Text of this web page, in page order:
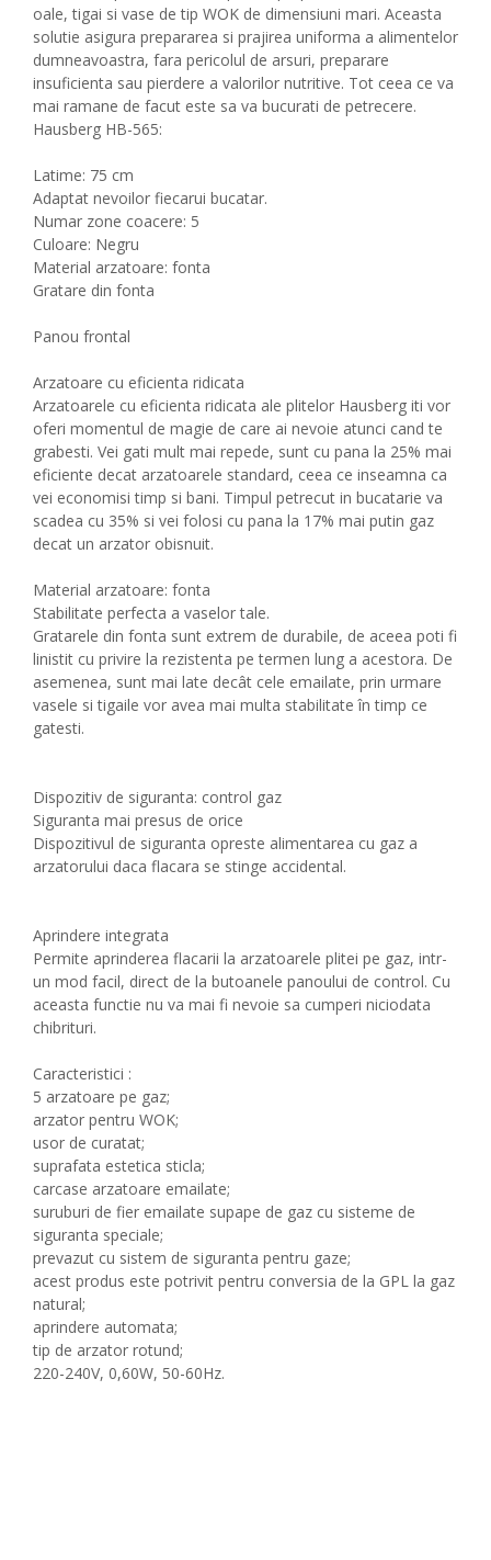
oale, tigai si vase de tip WOK de dimensiuni mari. Aceasta
solutie asigura prepararea si prajirea uniforma a alimentelor
dumneavoastra, fara pericolul de arsuri, preparare
insuficienta sau pierdere a valorilor nutritive. Tot ceea ce va
mai ramane de facut este sa va bucurati de petrecere.
Hausberg HB-565:
Latime: 75 cm
Adaptat nevoilor fiecarui bucatar.
Numar zone coacere: 5
Culoare: Negru
Material arzatoare: fonta
Gratare din fonta
Panou frontal
Arzatoare cu eficienta ridicata
Arzatoarele cu eficienta ridicata ale plitelor Hausberg iti vor
oferi momentul de magie de care ai nevoie atunci cand te
grabesti. Vei gati mult mai repede, sunt cu pana la 25% mai
eficiente decat arzatoarele standard, ceea ce inseamna ca
vei economisi timp si bani. Timpul petrecut in bucatarie va
scadea cu 35% si vei folosi cu pana la 17% mai putin gaz
decat un arzator obisnuit.
Material arzatoare: fonta
Stabilitate perfecta a vaselor tale.
Gratarele din fonta sunt extrem de durabile, de aceea poti fi
linistit cu privire la rezistenta pe termen lung a acestora. De
asemenea, sunt mai late decât cele emailate, prin urmare
vasele si tigaile vor avea mai multa stabilitate în timp ce
gatesti.
Dispozitiv de siguranta: control gaz
Siguranta mai presus de orice
Dispozitivul de siguranta opreste alimentarea cu gaz a
arzatorului daca flacara se stinge accidental.
Aprindere integrata
Permite aprinderea flacarii la arzatoarele plitei pe gaz, intr-
un mod facil, direct de la butoanele panoului de control. Cu
aceasta functie nu va mai fi nevoie sa cumperi niciodata
chibrituri.
Caracteristici :
5 arzatoare pe gaz;
arzator pentru WOK;
usor de curatat;
suprafata estetica sticla;
carcase arzatoare emailate;
suruburi de fier emailate supape de gaz cu sisteme de
siguranta speciale;
prevazut cu sistem de siguranta pentru gaze;
acest produs este potrivit pentru conversia de la GPL la gaz
natural;
aprindere automata;
tip de arzator rotund;
220-240V, 0,60W, 50-60Hz.